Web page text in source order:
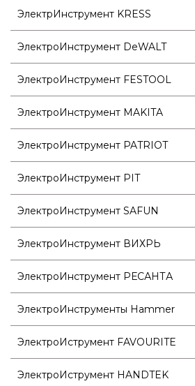
ЭлектрИнструмент KRESS
ЭлектроИнструмент DeWALT
ЭлектроИнструмент FESTOOL
ЭлектроИнструмент MAKITA
ЭлектроИнструмент PATRIOT
ЭлектроИнструмент PIT
ЭлектроИнструмент SAFUN
ЭлектроИнструмент ВИХРЬ
ЭлектроИнструмент РЕСАНТА
ЭлектроИнструменты Hammer
ЭлектроИструмент FAVOURITE
ЭлектроИструмент HANDTEK